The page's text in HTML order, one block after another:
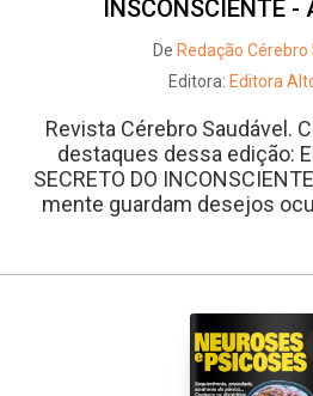
INSCONSCIENTE -
De Redação Cérebro
Editora: Editora
Revista Cérebro Saudável.
destaques dessa edição:
SECRETO DO
mente guardam desejos